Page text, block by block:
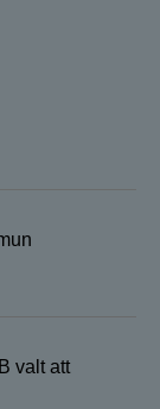
valt att